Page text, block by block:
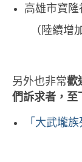
高雄市寶隆
（陸續增
另外也非常歡
們訴求者，至
「大武壠